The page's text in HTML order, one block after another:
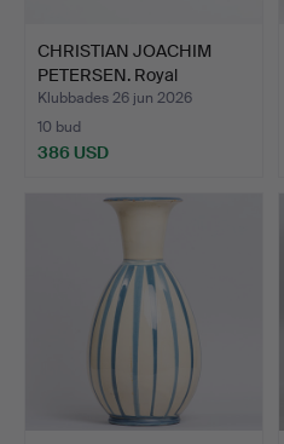
CHRISTIAN JOACHIM
PETERSEN. Royal
Copenhag…
Klubbades 26 jun 2026
10 bud
386 USD